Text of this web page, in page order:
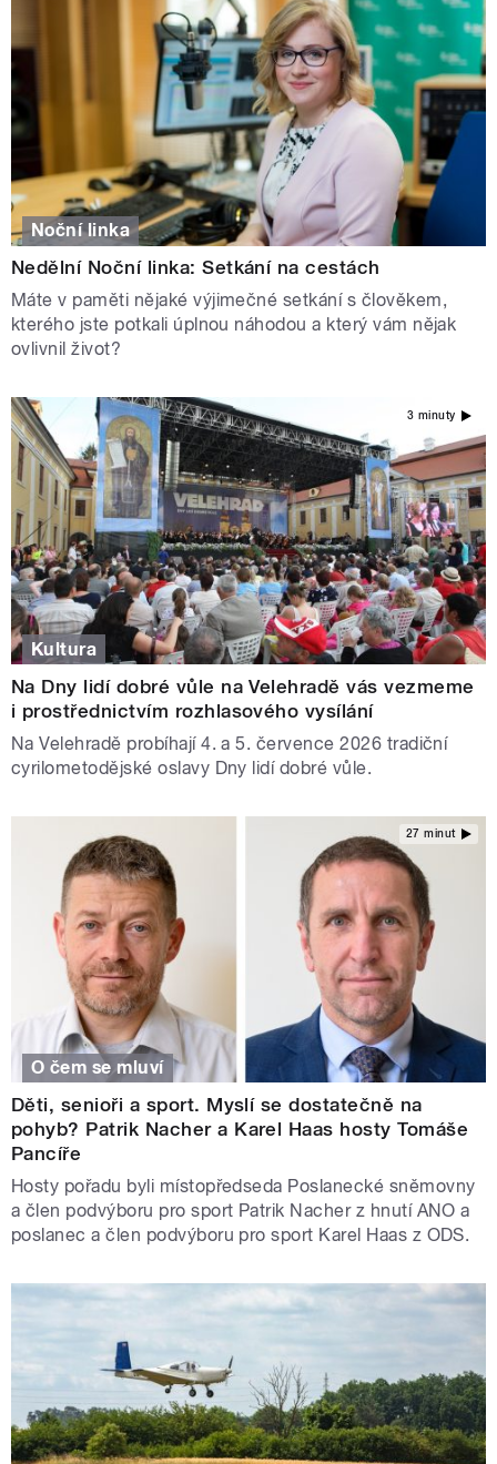
Noční linka
Nedělní Noční linka: Setkání na cestách
Máte v paměti nějaké výjimečné setkání s člověkem,
kterého jste potkali úplnou náhodou a který vám nějak
ovlivnil život?
3 minuty
Kultura
Na Dny lidí dobré vůle na Velehradě vás vezmeme
i prostřednictvím rozhlasového vysílání
Na Velehradě probíhají 4. a 5. července 2026 tradiční
cyrilometodějské oslavy Dny lidí dobré vůle.
27 minut
O čem se mluví
Děti, senioři a sport. Myslí se dostatečně na
pohyb? Patrik Nacher a Karel Haas hosty Tomáše
Pancíře
Hosty pořadu byli místopředseda Poslanecké sněmovny
a člen podvýboru pro sport Patrik Nacher z hnutí ANO a
poslanec a člen podvýboru pro sport Karel Haas z ODS.